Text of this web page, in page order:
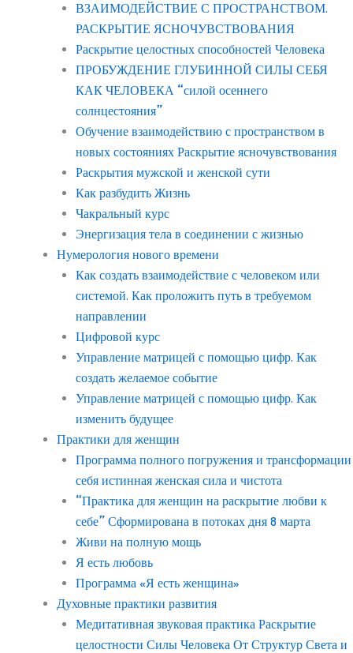
ВЗАИМОДЕЙСТВИЕ С ПРОСТРАНСТВОМ.
РАСКРЫТИЕ ЯСНОЧУВСТВОВАНИЯ
Раскрытие целостных способностей Человека
ПРОБУЖДЕНИЕ ГЛУБИННОЙ СИЛЫ СЕБЯ
КАК ЧЕЛОВЕКА “силой осеннего
солнцестояния”
Обучение взаимодействию с пространством в
новых состояниях Раскрытие ясночувствования
Раскрытия мужской и женской сути
Как разбудить Жизнь
Чакральный курс
Энергизация тела в соединении с жизнью
Нумерология нового времени
Как создать взаимодействие с человеком или
системой. Как проложить путь в требуемом
направлении
Цифровой курс
Управление матрицей с помощью цифр. Как
создать желаемое событие
Управление матрицей с помощью цифр. Как
изменить будущее
Практики для женщин
Программа полного погружения и трансформации
себя истинная женская сила и чистота
“Практика для женщин на раскрытие любви к
себе” Сформирована в потоках дня 8 марта
Живи на полную мощь
Я есть любовь
Программа «Я есть женщина»
Духовные практики развития
Медитативная звуковая практика Раскрытие
целостности Силы Человека От Структур Света и